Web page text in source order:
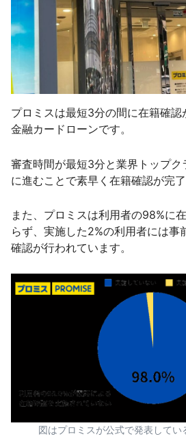
プロミスは最短3分の間に在籍確
金融カードローンです。
審査時間が最短3分と業界トップ
に進むことで素早く在籍確認が完了
また、プロミスは利用者の98%に
らず、実施した2%の利用者には事
確認が行われています。
図はプロミスが公式で発表してい